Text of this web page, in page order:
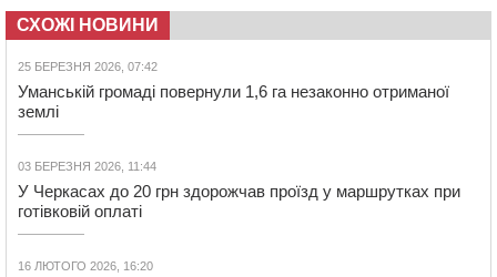
СХОЖІ НОВИНИ
25 БЕРЕЗНЯ 2026, 07:42
Уманській громаді повернули 1,6 га незаконно отриманої
землі
03 БЕРЕЗНЯ 2026, 11:44
У Черкасах до 20 грн здорожчав проїзд у маршрутках при
готівковій оплаті
16 ЛЮТОГО 2026, 16:20